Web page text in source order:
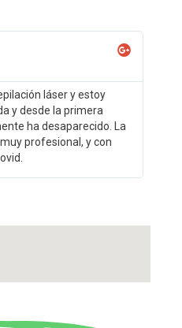
láser y estoy
y desde la primera
ha desaparecido. La
profesional, y con